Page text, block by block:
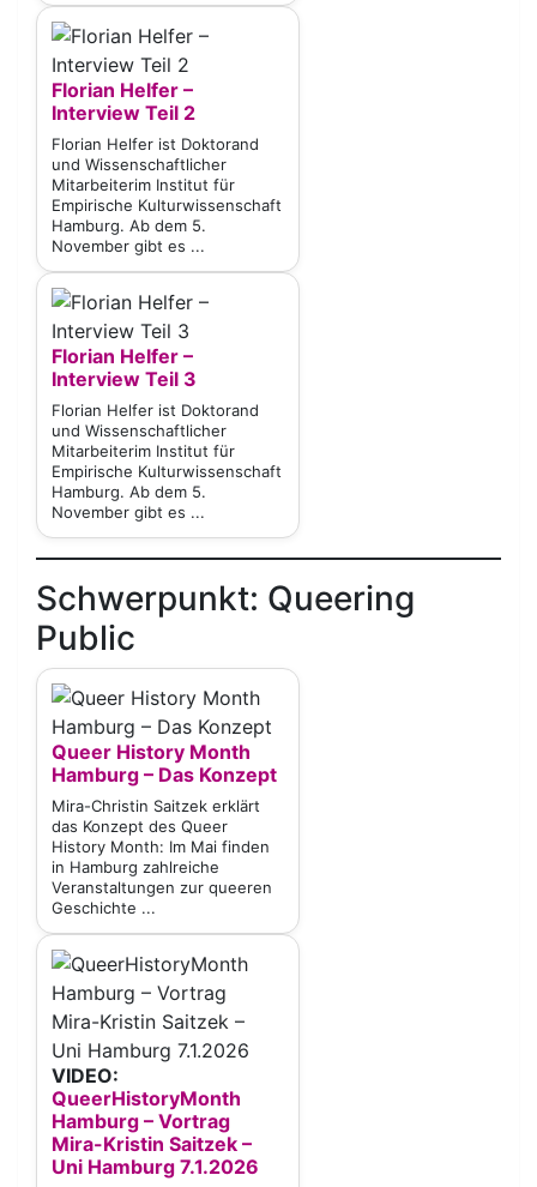
Florian Helfer –
Interview Teil 2
Florian Helfer ist Doktorand
und Wissenschaftlicher
Mitarbeiterim Institut für
Empirische Kulturwissenschaft
Hamburg. Ab dem 5.
November gibt es ...
Florian Helfer –
Interview Teil 3
Florian Helfer ist Doktorand
und Wissenschaftlicher
Mitarbeiterim Institut für
Empirische Kulturwissenschaft
Hamburg. Ab dem 5.
November gibt es ...
Schwerpunkt: Queering
Public
Queer History Month
Hamburg – Das Konzept
Mira-Christin Saitzek erklärt
das Konzept des Queer
History Month: Im Mai finden
in Hamburg zahlreiche
Veranstaltungen zur queeren
Geschichte ...
VIDEO:
QueerHistoryMonth
Hamburg – Vortrag
Mira-Kristin Saitzek –
Uni Hamburg 7.1.2026